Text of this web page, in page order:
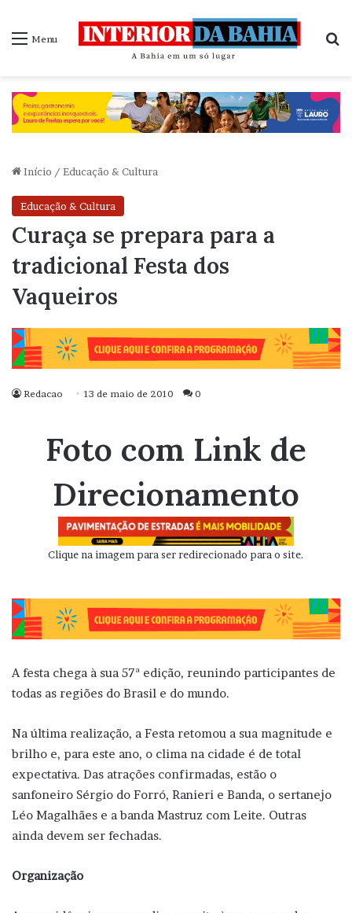
Menu
Início / Educação & Cultura
Educação & Cultura
Curaça se prepara para a
tradicional Festa dos
Vaqueiros
Redacao 13 de maio de 2010 0
Foto com Link de
Direcionamento
Clique na imagem para ser redirecionado para o site.
A festa chega à sua 57ª edição, reunindo participantes de
todas as regiões do Brasil e do mundo.
Na última realização, a Festa retomou a sua magnitude e
brilho e, para este ano, o clima na cidade é de total
expectativa. Das atrações confirmadas, estão o
sanfoneiro Sérgio do Forró, Ranieri e Banda, o sertanejo
Léo Magalhães e a banda Mastruz com Leite. Outras
ainda devem ser fechadas.
Organização